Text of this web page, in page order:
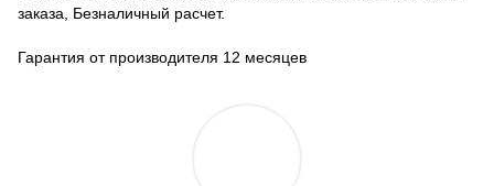
заказа, Безналичный расчет.
Гарантия от производителя 12 месяцев